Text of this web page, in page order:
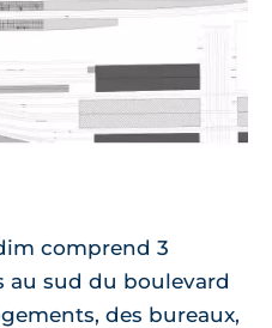
comprend 3
au sud du boulevard
des bureaux,